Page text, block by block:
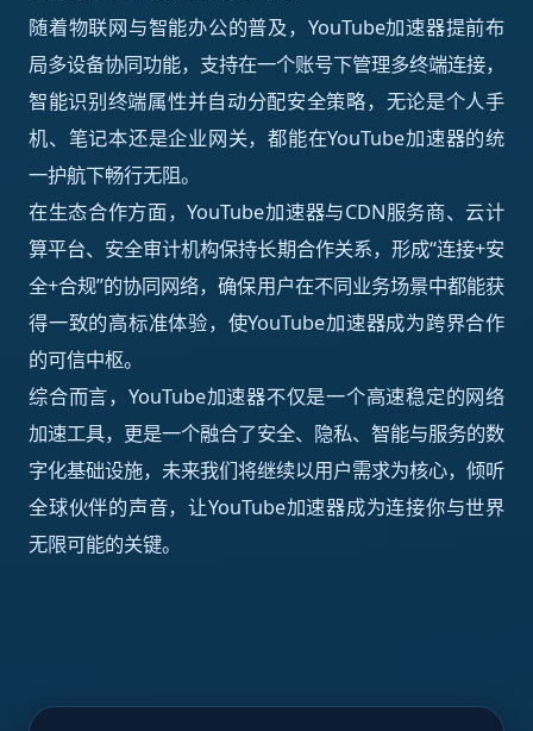
随着物联网与智能办公的普及，YouTube加速器提前布
局多设备协同功能，支持在一个账号下管理多终端连接，
智能识别终端属性并自动分配安全策略，无论是个人手
机、笔记本还是企业网关，都能在YouTube加速器的统
一护航下畅行无阻。
在生态合作方面，YouTube加速器与CDN服务商、云计
算平台、安全审计机构保持长期合作关系，形成“连接+安
全+合规”的协同网络，确保用户在不同业务场景中都能获
得一致的高标准体验，使YouTube加速器成为跨界合作
的可信中枢。
综合而言，YouTube加速器不仅是一个高速稳定的网络
加速工具，更是一个融合了安全、隐私、智能与服务的数
字化基础设施，未来我们将继续以用户需求为核心，倾听
全球伙伴的声音，让YouTube加速器成为连接你与世界
无限可能的关键。